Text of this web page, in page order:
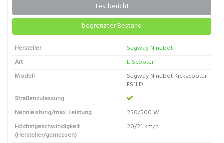
Testbericht
begrenzter Bestand
Hersteller
Segway Ninebot
Art
E-Scooter
Modell
Segway Ninebot Kickscooter
ES1LD
Straßenzulassung
Nennleistung/max. Leistung
250/500 W
Höchstgeschwindigkeit
(Hersteller/gemessen)
20/21 km/h